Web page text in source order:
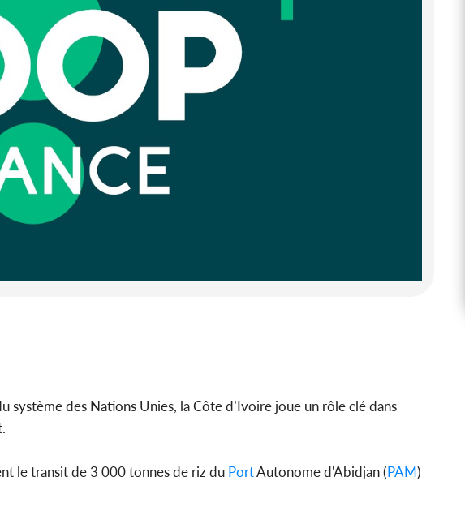
système des Nations Unies, la Côte d’Ivoire joue un rôle clé dans
le transit de 3 000 tonnes de riz du PortAutonome d'Abidjan (PAM)